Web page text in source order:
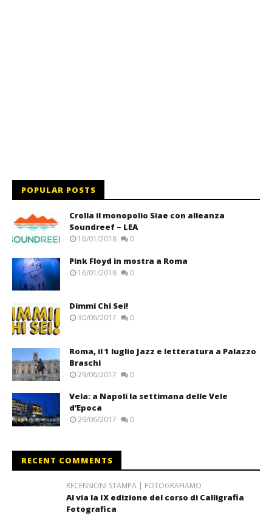
POPULAR POSTS
Crolla il monopolio Siae con alleanza
Soundreef – LEA
16/01/2018 0
Pink Floyd in mostra a Roma
16/01/2018 0
Dimmi Chi Sei!
30/06/2017 0
Roma, il 1 luglio Jazz e letteratura a Palazzo
Braschi
29/06/2017 0
Vela: a Napoli la settimana delle Vele
d’Epoca
29/06/2017 0
RECENT COMMENTS
RECENSIONI STAMPA | FOTOGRAFIAMO
Al via la IX edizione del corso di Calligrafia
Fotografica